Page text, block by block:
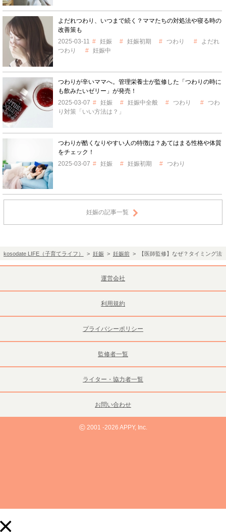
よだれつわり、いつまで続く？ママたちの対処法や寝る時の
改善策も
2025-03-11
妊娠 妊娠初期 つわり
よだれ
つわり
妊娠中
つわりが辛いママへ。管理栄養士が監修した「つわりの時に
も飲みたいゼリー」が発売！
2025-03-07
妊娠 妊娠中全般 つわり
つわ
り対策「いい方法は？」
つわりが酷くなりやすい人の特徴は？あてはまる性格や体質
をチェック！
2025-03-07
妊娠 妊娠初期 つわり
妊娠の記事一覧
kosodate LIFE（子育てライフ） > 妊娠> 妊娠前> 【医師監修】なぜ？タイミング法
運営会社
利用規約
プライバシーポリシー
監修者一覧
ライター・協力者一覧
お問い合わせ
©2001 -2026 APPY, Inc.